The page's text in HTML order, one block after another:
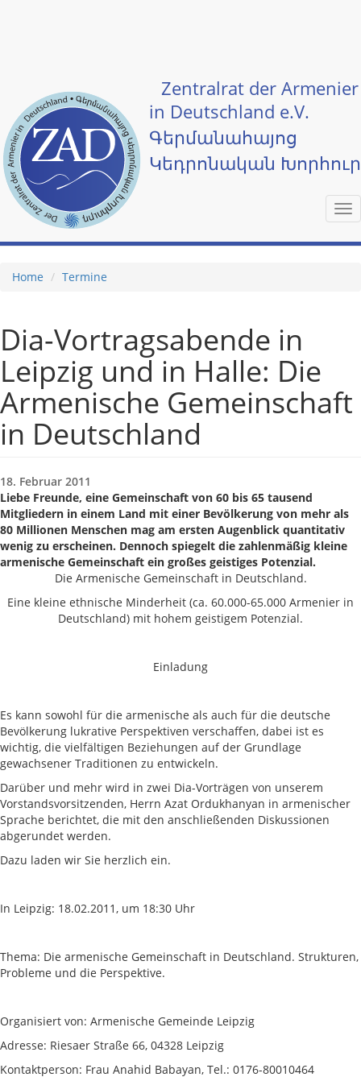
Zentralrat der Armenier
in Deutschland e.V.
Գերմանահայոց
Կեդրոնական
Home Termine
Dia-Vortragsabende in
Leipzig und in Halle: Die
Armenische Gemeinschaft
in Deutschland
18. Februar 2011
Liebe Freunde, eine Gemeinschaft von 60 bis 65 tausend
Mitgliedern in einem Land mit einer Bevölkerung von mehr als
80 Millionen Menschen mag am ersten Augenblick quantitativ
wenig zu erscheinen. Dennoch spiegelt die zahlenmäßig kleine
armenische Gemeinschaft ein großes geistiges Potenzial.
Die Armenische Gemeinschaft in Deutschland.
Eine kleine ethnische Minderheit (ca. 60.000-65.000 Armenier in
Deutschland) mit hohem geistigem Potenzial.
Einladung
Es kann sowohl für die armenische als auch für die deutsche
Bevölkerung lukrative Perspektiven verschaffen, dabei ist es
wichtig, die vielfältigen Beziehungen auf der Grundlage
gewachsener Traditionen zu entwickeln.
Darüber und mehr wird in zwei Dia-Vorträgen von unserem
Vorstandsvorsitzenden, Herrn Azat Ordukhanyan in armenischer
Sprache berichtet, die mit den anschließenden Diskussionen
abgerundet werden.
Dazu laden wir Sie herzlich ein.
In Leipzig: 18.02.2011, um 18:30 Uhr
Thema: Die armenische Gemeinschaft in Deutschland. Strukturen,
Probleme und die Perspektive.
Organisiert von: Armenische Gemeinde Leipzig
Adresse: Riesaer Straße 66, 04328 Leipzig
Kontaktperson: Frau Anahid Babayan, Tel.: 0176-80010464